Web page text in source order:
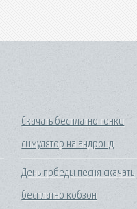
Скачать бесплатно гонки
симулятор на андроид
День победы песня скачать
бесплатно кобзон